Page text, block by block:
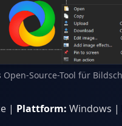
Open-Source-Tool für
| Plattform: Windows |